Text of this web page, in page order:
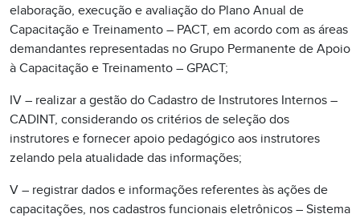
elaboração, execução e avaliação do Plano Anual de
Capacitação e Treinamento – PACT, em acordo com as áreas
demandantes representadas no Grupo Permanente de Apoio
à Capacitação e Treinamento – GPACT;
IV – realizar a gestão do Cadastro de Instrutores Internos –
CADINT, considerando os critérios de seleção dos
instrutores e fornecer apoio pedagógico aos instrutores
zelando pela atualidade das informações;
V – registrar dados e informações referentes às ações de
capacitações, nos cadastros funcionais eletrônicos – Sistema